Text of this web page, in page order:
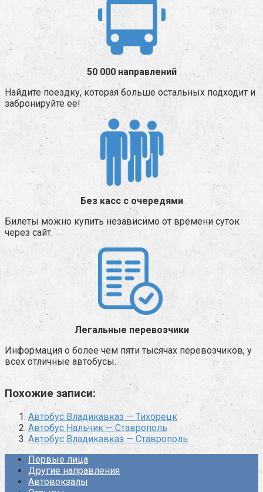
50 000 направлений
Найдите поездку, которая больше остальных подходит и
забронируйте её!
Без касс с очередями
Билеты можно купить независимо от времени суток
через сайт.
Легальные перевозчики
Информация о более чем пяти тысячах перевозчиков, у
всех отличные автобусы.
Похожие записи:
Автобус Владикавказ — Тихорецк
Автобус Нальчик — Ставрополь
Автобус Владикавказ — Ставрополь
Первые лица
Другие направления
Автовокзалы